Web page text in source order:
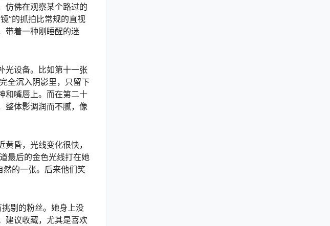
仿佛在观察某个路过的
”的抓拍比常规的直视
带着一种刚睡醒的迷
光设备。比如第十一张
全沉入阴影里，只留下
和嘴唇上。而在第二十
整体影调润而不腻，像
昏，光线变化很快，
最后的金色光线打在她
的一张。后来他们笑
剔的粉丝。她身上没
建议收藏，尤其是喜欢